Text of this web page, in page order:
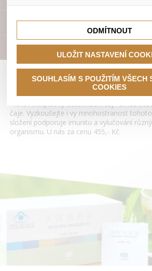
Přístroje
Antilipidový detoxikační čaj
Tiens Antilipidový detoxikační čaj - směs
čaje. Vyzkoušejte i vy mnohostranost
složení podporuje imunitu a vylučování
organismu. U nás za cenu 455,- Kč.
se nevhodným doporučením produktů či
nedůležitým nabídkám.
marketingové kampaně.
ODMÍTNOUT
ULOŽIT NASTAVENÍ
SOUHLASÍM S POUŽITÍM VŠECH
COOKIES